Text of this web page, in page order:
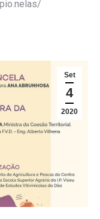
Set
4
2020